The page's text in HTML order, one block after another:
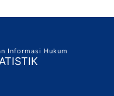
Informasi Hukum